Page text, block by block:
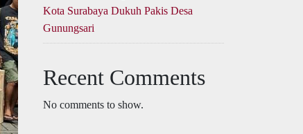
Kota Surabaya Dukuh Pakis Desa
Gunungsari
Recent Comments
No comments to show.